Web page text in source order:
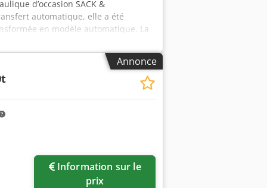
d’occasion SACK &
automatique, elle a été
en modèle automatique. La
Force de pression en tonnes : 200
table (l x L) en mm : 600 x 600
25 Force de l’éjecteur supérieur en
: 6 Vitesse de descente rapide en
Annonce
Demander plus
Information sur le
prix